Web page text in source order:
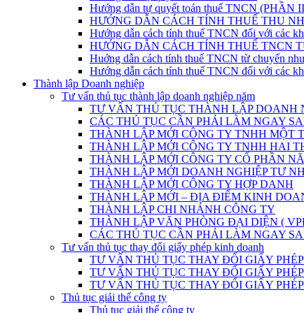
Hướng dẫn tự quyết toán thuế TNCN (PHẦN
HƯỚNG DẪN CÁCH TÍNH THUẾ THU
Hướng dẫn cách tính thuế TNCN đối với các
HƯỚNG DẪN CÁCH TÍNH THUẾ TNCN
Huớng dẫn cách tính thuế TNCN từ chuyển
Hướng dẫn cách tính thuế TNCN đối với các
Thành lập Doanh nghiệp
Tư vấn thủ tục thành lập doanh nghiệp năm
TƯ VẤN THỦ TỤC THÀNH LẬP DOANH
CÁC THỦ TỤC CẦN PHẢI LÀM NGAY
THÀNH LẬP MỚI CÔNG TY TNHH MỘT
THÀNH LẬP MỚI CÔNG TY TNHH HAI
THÀNH LẬP MỚI CÔNG TY CỔ PHẦN
THÀNH LẬP MỚI DOANH NGHIỆP TƯ
THÀNH LẬP MỚI CÔNG TY HỢP DANH
THÀNH LẬP MỚI – ĐỊA ĐIỂM KINH
THÀNH LẬP CHI NHÁNH CÔNG TY
THÀNH LẬP VĂN PHÒNG ĐẠI DIỆN (
CÁC THỦ TỤC CẦN PHẢI LÀM NGAY
Tư vấn thủ tục thay đổi giấy phép kinh doanh
TƯ VẤN THỦ TỤC THAY ĐỔI GIẤY
TƯ VẤN THỦ TỤC THAY ĐỔI GIẤY PHÉP
TƯ VẤN THỦ TỤC THAY ĐỔI GIẤY PHÉP
Thủ tục giải thể công ty
Thủ tục giải thể công ty